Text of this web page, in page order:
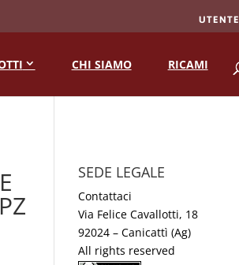
UTENTE
CHI SIAMO RICAMI
SEDE LEGALE
Contattaci
Via Felice Cavallotti, 18
92024 – Canicattì (Ag)
All rights reserved